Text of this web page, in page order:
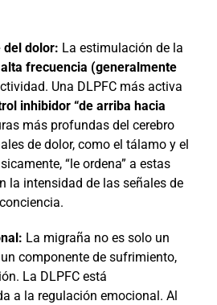
del dolor: La estimulación de la
frecuencia (generalmente
Una DLPFC más activa
inhibidor “de arriba hacia
más profundas del cerebro
de dolor, como el tálamo y el
“le ordena” a estas
la intensidad de las señales de
La migraña no es solo un
componente de sufrimiento,
La DLPFC está
a la regulación emocional. Al